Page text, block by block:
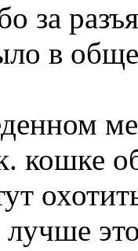
за
в
кошке